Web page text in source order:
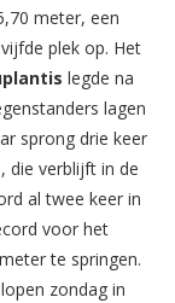
meter, een
plek op. Het
legde na
lagen
sprong drie keer
die verblijft in de
al twee keer in
voor het
te springen.
zondag in